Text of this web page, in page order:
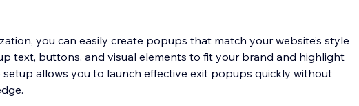
you can easily create popups that match your website’s style
text, buttons, and visual elements to fit your brand and highlight
allows you to launch effective exit popups quickly without